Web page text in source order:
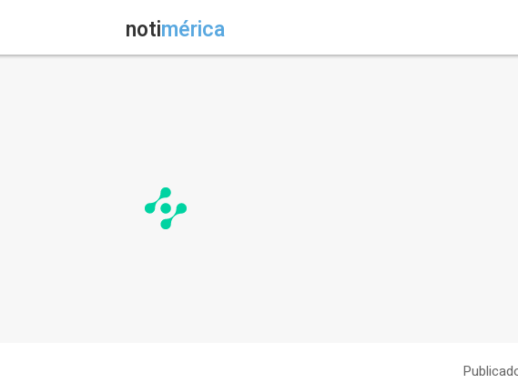
notimérica